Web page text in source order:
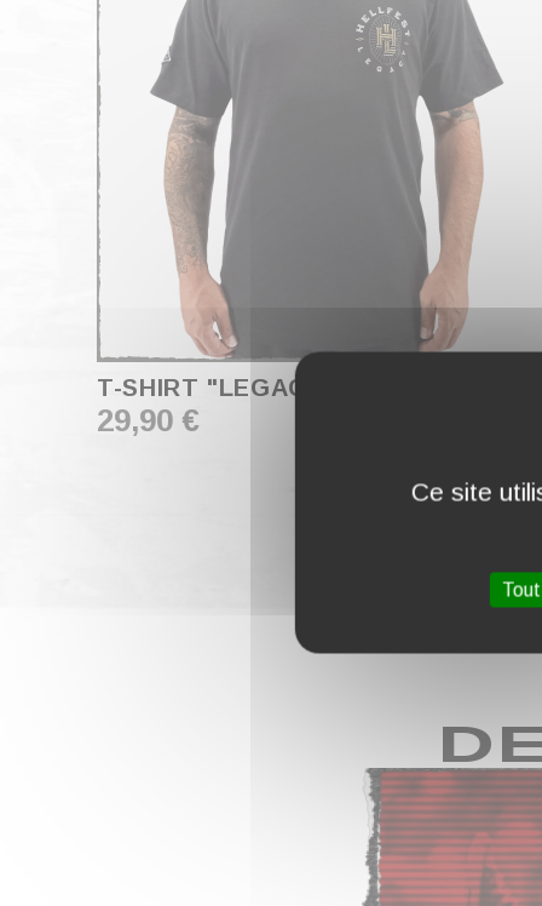
T-SHIRT "LEGACY"
29,90 €
Ce site